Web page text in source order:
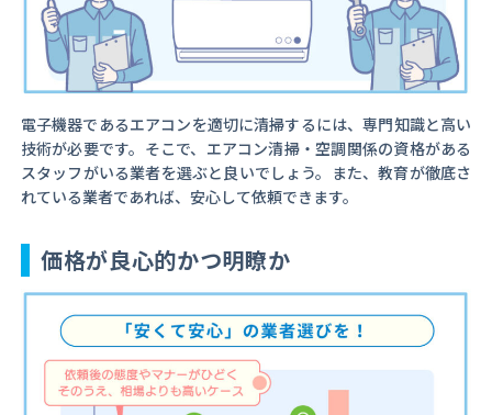
電子機器であるエアコンを適切に清掃するには、専門知識と高い
技術が必要です。そこで、エアコン清掃・空調関係の資格がある
スタッフがいる業者を選ぶと良いでしょう。また、教育が徹底さ
れている業者であれば、安心して依頼できます。
価格が良心的かつ明瞭か